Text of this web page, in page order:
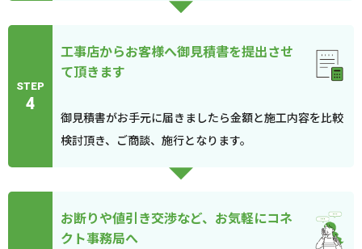
STEP
4
工事店からお客様へ御見積書を提出させ
て頂きます
御見積書がお手元に届きましたら金額と施工内容を比較
検討頂き、ご商談、施行となります。
お断りや値引き交渉など、お気軽にコネ
クト事務局へ